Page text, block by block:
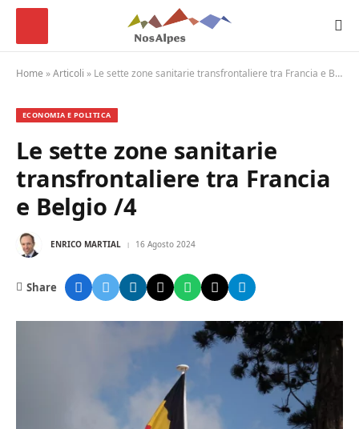
Home »Articoli » Le sette zone sanitarie transfrontaliere tra Francia e Belgio /4
ECONOMIA E POLITICA
Le sette zone sanitarie
transfrontaliere tra Francia
e Belgio /4
ENRICO MARTIAL 16 Agosto 2024
Share